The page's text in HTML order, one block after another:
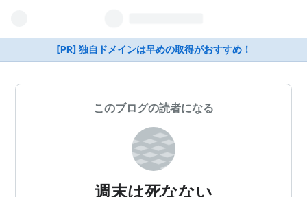
[PR] 独自ドメインは早めの取得がおすすめ！
このブログの読者になる
週末は死なない